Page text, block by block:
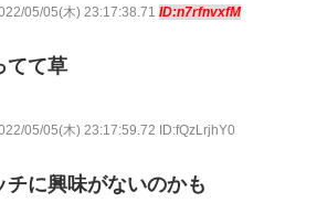
05/05(木) 23:17:38.71 ID:n7rfnvxfM
てて草
05/05(木) 23:17:59.72 ID:fQzLrjhY0
チに興味がないのかも